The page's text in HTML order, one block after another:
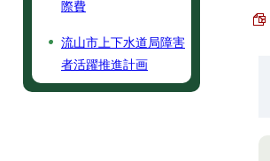
際費
流山市上下水道局障害
者活躍推進計画